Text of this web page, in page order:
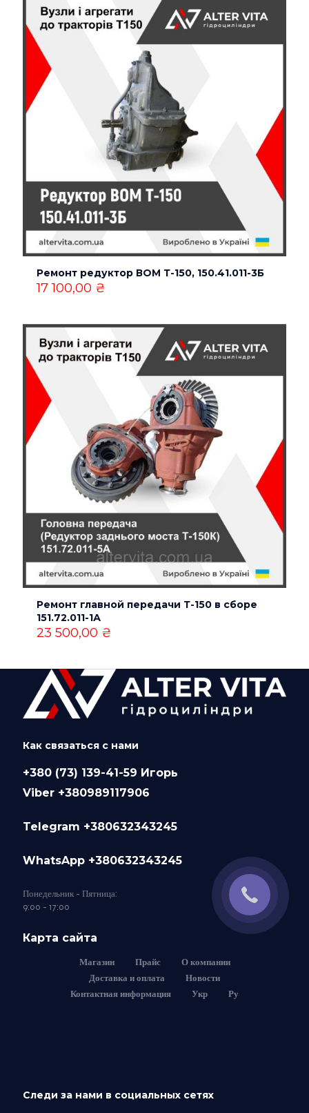
Ремонт редуктор ВОМ Т-150, 150.41.011-3Б
17 100,00 ₴
Ремонт главной передачи Т-150 в сборе
151.72.011-1А
23 500,00 ₴
Как связаться с нами
+380 (73) 139-41-59 Игорь
Viber +380989117906
Telegram +380632343245
WhatsApp +380632343245
Понедельник - Пятница:
9:00 - 17:00
Карта сайта
Магазин Прайс
О компании
Доставка и оплата
Новости
Контактная информация
Укр Ру
Следи за нами в социальных сетях